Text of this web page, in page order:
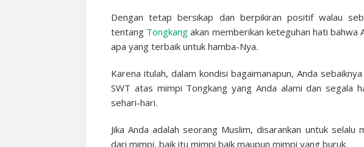
Dengan tetap bersikap dan berpikiran positif walau
tentang Tongkang akan memberikan keteguhan hati bahwa
apa yang terbaik untuk hamba-Nya.
Karena itulah, dalam kondisi bagaimanapun, Anda
SWT atas mimpi Tongkang yang Anda alami dan segala
sehari-hari.
Jika Anda adalah seorang Muslim, disarankan untuk
dari mimpi, baik itu mimpi baik maupun mimpi yang buruk.